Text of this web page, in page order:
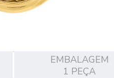
EMBALAGEM
1 PEÇA